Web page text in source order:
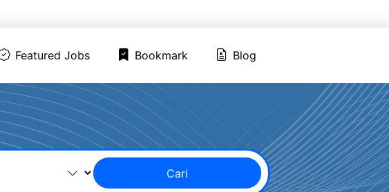
Featured Jobs Bookmark Blog
Cari